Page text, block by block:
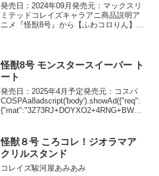
発売日：2024年09月発売元：マックスリ
ミテッドコレイズキャラアニ商品説明ア
ニメ『怪獣8号』から【ふわコロりん】が
しよう！サイ...
怪獣8号 モンスタースイーパー ト
ート
発売日：2025年4月予定発売元：コスパ
COSPAa8adscript('body').showAd({"req":
{"mat":"3Z73RJ+DOYXO2+4RNG+BWGD
怪獣８号 ころコレ！ジオラマア
クリルスタンド
コレイズ駿河屋あみあみ